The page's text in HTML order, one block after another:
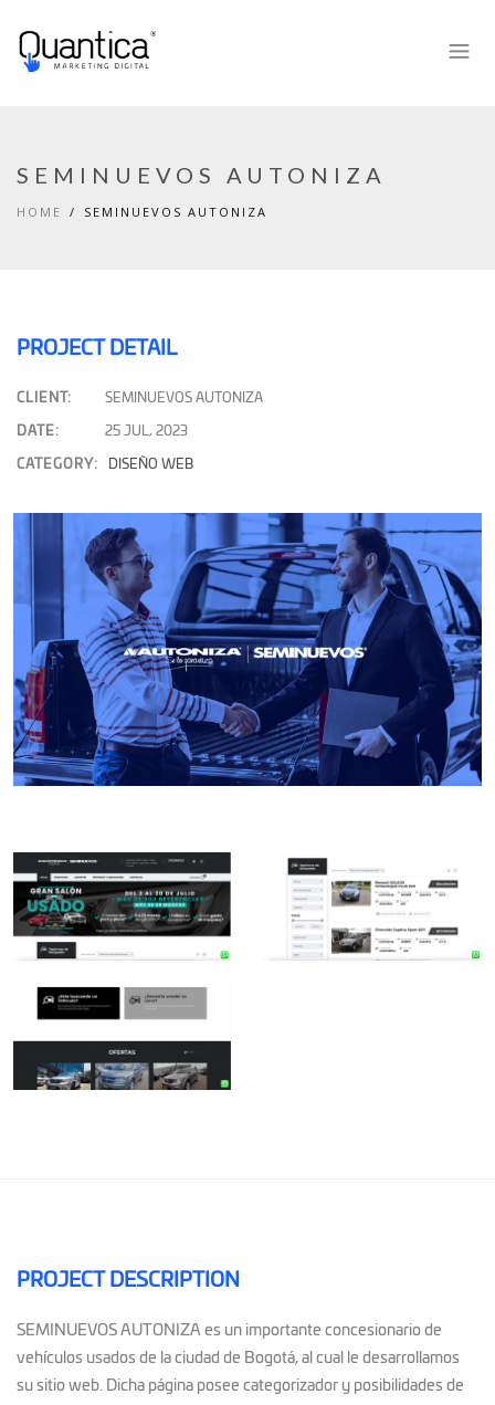
SEMINUEVOS AUTONIZA
HOME SEMINUEVOS AUTONIZA
PROJECT DETAIL
CLIENT: SEMINUEVOS AUTONIZA
DATE: 25 JUL, 2023
CATEGORY: DISEÑO WEB
PROJECT DESCRIPTION
SEMINUEVOS AUTONIZA es un importante concesionario de
vehículos usados de la ciudad de Bogotá, al cual le desarrollamos
su sitio web. Dicha página posee categorizador y posibilidades de